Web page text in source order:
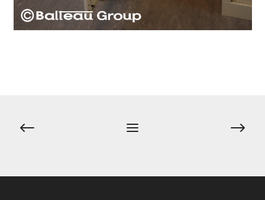
Navigation